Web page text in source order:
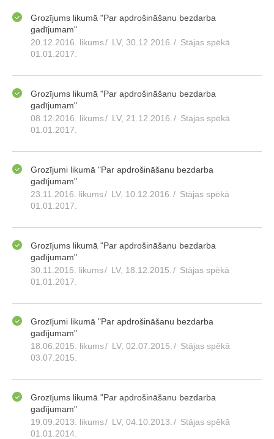
Grozījums likumā "Par apdrošināšanu bezdarba
gadījumam"
20.12.2016. likums/ LV, 30.12.2016. / Stājas spēkā
01.01.2017.
Grozījums likumā "Par apdrošināšanu bezdarba
gadījumam"
08.12.2016. likums/ LV, 21.12.2016. / Stājas spēkā
01.01.2017.
Grozījumi likumā "Par apdrošināšanu bezdarba
gadījumam"
23.11.2016. likums/ LV, 10.12.2016. / Stājas spēkā
01.01.2017.
Grozījums likumā "Par apdrošināšanu bezdarba
gadījumam"
30.11.2015. likums/ LV, 18.12.2015. / Stājas spēkā
01.01.2017.
Grozījumi likumā "Par apdrošināšanu bezdarba
gadījumam"
18.06.2015. likums/ LV, 02.07.2015. / Stājas spēkā
03.07.2015.
Grozījums likumā "Par apdrošināšanu bezdarba
gadījumam"
19.09.2013. likums/ LV, 04.10.2013. / Stājas spēkā
01.01.2014.